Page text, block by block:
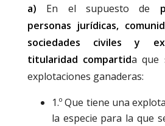
a) En el supuesto de
personas jurídicas,
sociedades civiles y
titularidad compartida que
explotaciones ganaderas:
1.º Que tiene una
la especie para la que